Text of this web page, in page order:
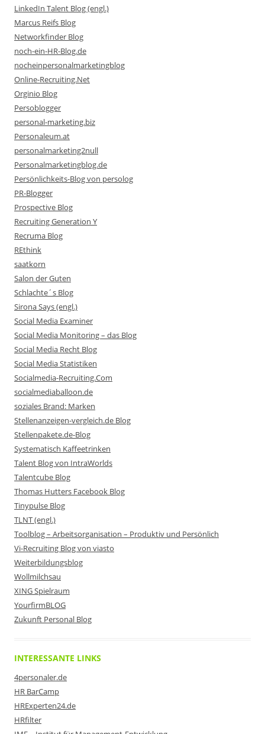
LinkedIn Talent Blog (engl.)
Marcus Reifs Blog
Networkfinder Blog
noch-ein-HR-Blog.de
nocheinpersonalmarketingblog
Online-Recruiting.Net
Orginio Blog
Persoblogger
personal-marketing.biz
Personaleum.at
personalmarketing2null
Personalmarketingblog.de
Persönlichkeits-Blog von persolog
PR-Blogger
Prospective Blog
Recruiting Generation Y
Recruma Blog
REthink
saatkorn
Salon der Guten
Schlachte´s Blog
Sirona Says (engl.)
Social Media Examiner
Social Media Monitoring – das Blog
Social Media Recht Blog
Social Media Statistiken
Socialmedia-Recruiting.Com
socialmediaballoon.de
soziales Brand: Marken
Stellenanzeigen-vergleich.de Blog
Stellenpakete.de-Blog
Systematisch Kaffeetrinken
Talent Blog von IntraWorlds
Talentcube Blog
Thomas Hutters Facebook Blog
Tinypulse Blog
TLNT (engl.)
Toolblog – Arbeitsorganisation – Produktiv und Persönlich
Vi-Recruiting Blog von viasto
Weiterbildungsblog
Wollmilchsau
XING Spielraum
YourfirmBLOG
Zukunft Personal Blog
INTERESSANTE LINKS
4personaler.de
HR BarCamp
HRExperten24.de
HRfilter